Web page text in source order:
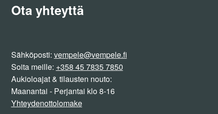
Ota yhteyttä
Sähköposti: vempele@vempele.fi
Soita meille: +358 45 7835 7850
Aukioloajat & tilausten nouto:
Maanantai - Perjantai klo 8-16
Yhteydenottolomake